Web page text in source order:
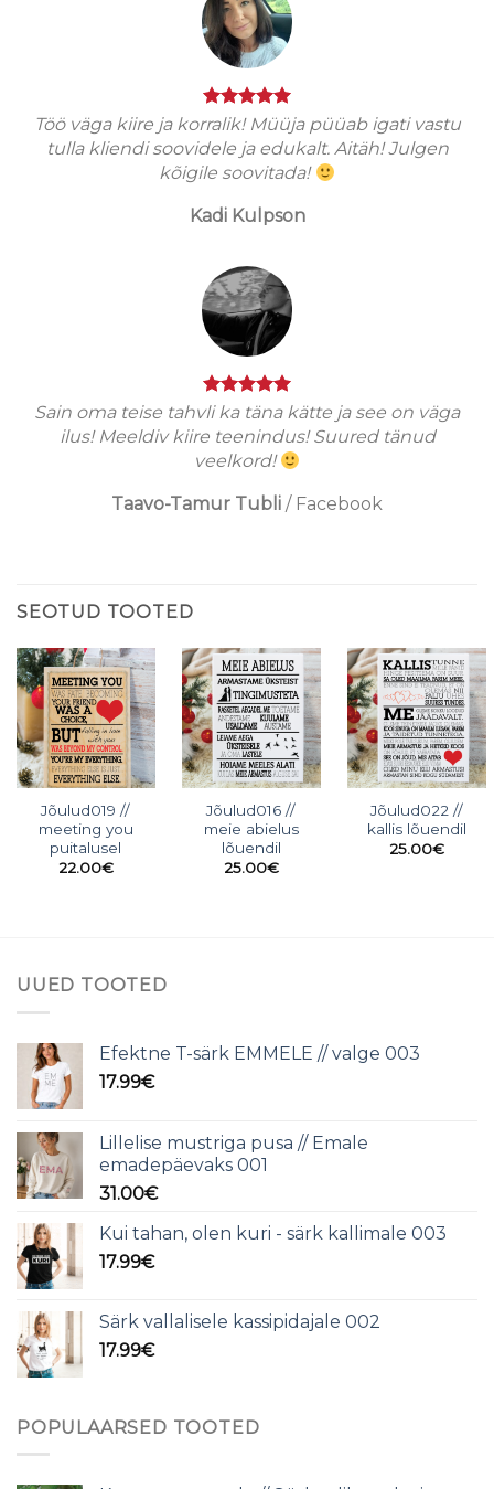
Töö väga kiire ja korralik! Müüja püüab igati vastu
tulla kliendi soovidele ja edukalt. Aitäh! Julgen
kõigile soovitada!
Kadi Kulpson
Sain oma teise tahvli ka täna kätte ja see on väga
ilus! Meeldiv kiire teenindus! Suured tänud
veelkord!
Taavo-Tamur Tubli / Facebook
SEOTUD TOOTED
Jõulud019 //
meeting you
puitalusel
22.00€
Jõulud016 //
meie abielus
lõuendil
25.00€
Jõulud022 //
kallis lõuendil
25.00€
UUED TOOTED
Efektne T-särk EMMELE // valge 003
17.99€
Lillelise mustriga pusa // Emale
emadepäevaks 001
31.00€
Kui tahan, olen kuri - särk kallimale 003
17.99€
Särk vallalisele kassipidajale 002
17.99€
POPULAARSED TOOTED